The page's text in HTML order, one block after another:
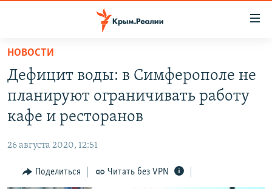
Вернуться
основному
содержанию
Вернутся
главной
навигации
Вернутся
НОВОСТИ
СПЕЦПРОЕКТЫ
ГРУЗ 200
11 ЛЕТ ОККУПАЦИИ КРЫМА. 11 ИСТОРИЙ СОПРОТИВЛЕНИЯ
ВОДА
ЕЩЕ
ИНТЕРАКТИВ
РАДІО СВОБОДА
НОВОСТИ
Дефицит воды: в Симферополе не
планируют ограничивать работу
кафе и ресторанов
26 августа 2020, 12:51
Поделиться Читать без VPN